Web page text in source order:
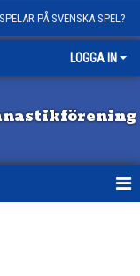
PÅ SVENSKA SPEL?
LOGGA IN